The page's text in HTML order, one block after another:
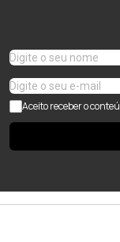
Aceito receber o